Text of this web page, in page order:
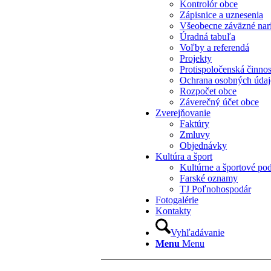
Kontrolór obce
Zápisnice a uznesenia
Všeobecne záväzné
Úradná tabuľa
Voľby a referendá
Projekty
Protispoločenská
Ochrana osobných
Rozpočet obce
Záverečný účet obce
Zverejňovanie
Faktúry
Zmluvy
Objednávky
Kultúra a šport
Kultúrne a športové
Farské oznamy
TJ Poľnohospodár
Fotogalérie
Kontakty
Vyhľadávanie
Menu Menu